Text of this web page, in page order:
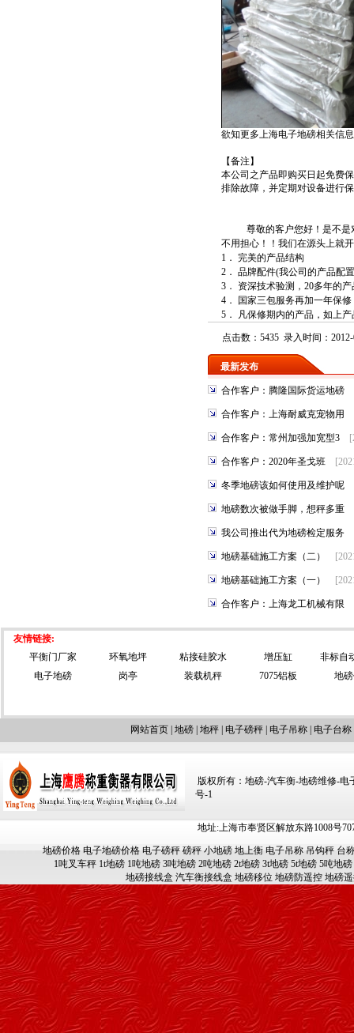
欲知更多上海电子地磅相关信
【备注】
本公司之产品即购买日起免费
排除故障，并定期对设备进行
尊敬的客户您好！是不
不用担心！！我们在源头上就
1． 完美的产品结构
2． 品牌配件(我公司的产品配
3． 资深技术验测，20多年的
4． 国家三包服务再加一年保修
5． 凡保修期内的产品，如上
点击数：5435 录入时间：
最新发布
合作客户：腾隆国际货运地磅
合作客户：上海耐威克宠物用
合作客户：常州加强加宽型3
合作客户：2020年圣戈班
冬季地磅该如何使用及维护呢
地磅数次被做手脚，想秤多重
我公司推出代为地磅检定服务
地磅基础施工方案（二）
地磅基础施工方案（一）
合作客户：上海龙工机械有限
友情链接:
平衡门厂家
环氧地坪 粘接硅胶水 增压缸
非标自
电子地磅
岗亭 装载机秤 7075铝板 地
网站首页 地磅 地秤 电子磅秤 电子吊称 电子台称
版权所有：地磅-汽车衡-地磅维修-电
号-1
地址:上海市奉贤区解放东路1008号
地磅价格 电子地磅价格 电子磅秤 磅秤 小地磅 地上衡 电子吊称 吊钩秤 台
1吨叉车秤 1t地磅 1吨地磅 3吨地磅 2吨地磅 2t地磅 3t地磅 5t地磅 5吨地磅
地磅接线盒 汽车衡接线盒 地磅移位 地磅防遥控 地磅